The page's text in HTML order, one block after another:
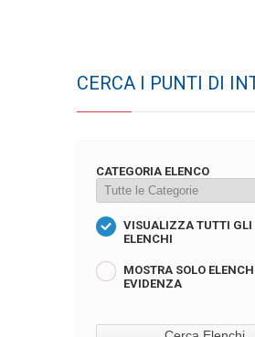
CERCA I PUNTI DI
CATEGORIA ELENCO
VISUALIZZA TUTTI GLI
ELENCHI
MOSTRA SOLO
EVIDENZA